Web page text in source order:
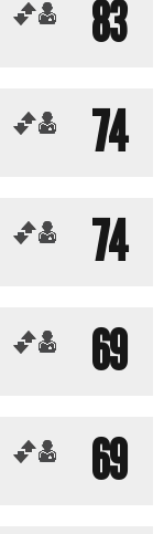
הקבוצות
83
74
74
69
69